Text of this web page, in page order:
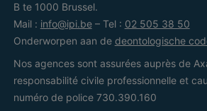
B te 1000 Brussel.
Mail : info@ipi.be– Tel : 02 505 38 50
Onderworpen aan de deontologische
Nos agences sont assurées auprès de
responsabilité civile professionnelle et
numéro de police 730.390.160